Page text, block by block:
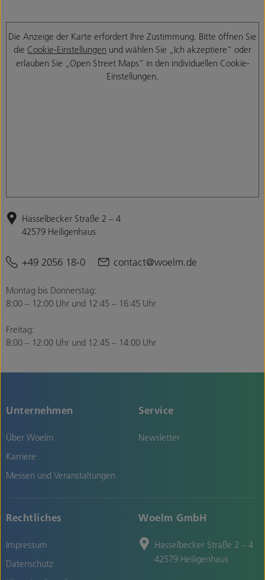
Die Anzeige der Karte erfordert Ihre Zustimmung. Bitte öffnen Sie
die Cookie-Einstellungen und wählen Sie „Ich akzeptiere“ oder
erlauben Sie „Open Street Maps“ in den individuellen Cookie-
Einstellungen.
Hasselbecker Straße 2 – 4
42579 Heiligenhaus
+49 2056 18-0 contact@woelm.de
Montag bis Donnerstag:
8:00 – 12:00 Uhr und 12:45 – 16:45 Uhr
Freitag:
8:00 – 12:00 Uhr und 12:45 – 14:00 Uhr
Unternehmen
Über Woelm
Karriere
Messen und Veranstaltungen
Service
Newsletter
Rechtliches
Impressum
Datenschutz
Woelm GmbH
Hasselbecker Straße 2 – 4
42579 Heiligenhaus